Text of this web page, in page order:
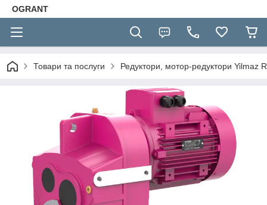
OGRANT
Товари та послуги Редуктори, мотор-редуктори Yilmaz